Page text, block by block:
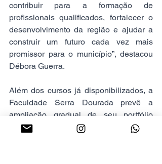
contribuir para a formação de
profissionais qualificados, fortalecer o
desenvolvimento da região e ajudar a
construir um futuro cada vez mais
promissor para o município”, destacou
Débora Guerra.
Além dos cursos já disponibilizados, a
Faculdade Serra Dourada prevê a
ampliação gradual de seu portfólio
acadêmico nos próximos ciclos de